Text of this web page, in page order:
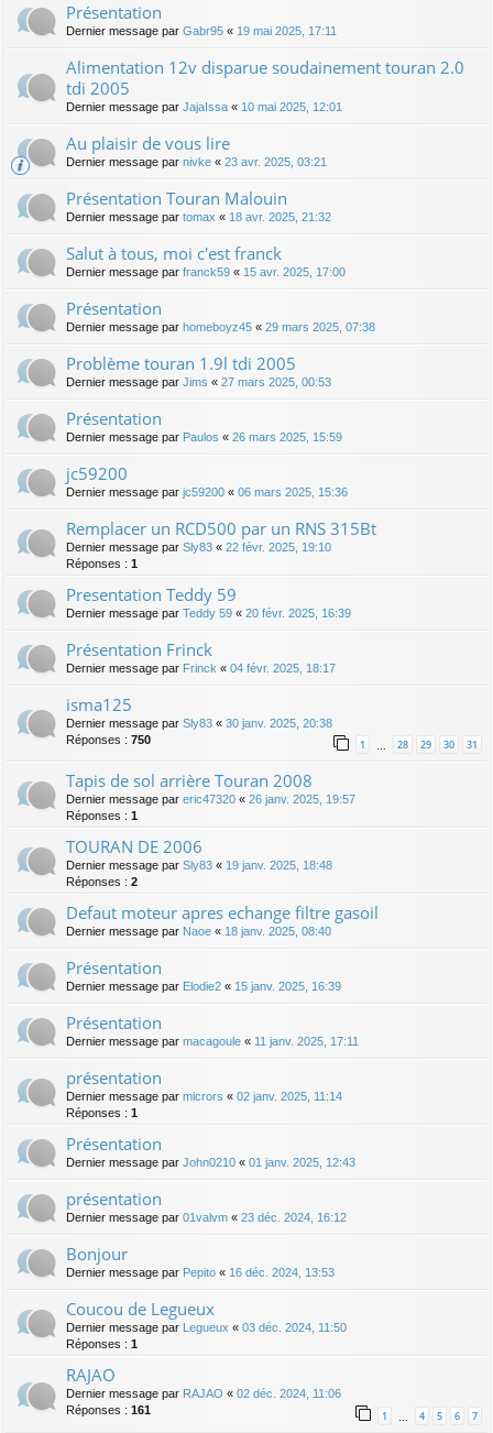
Présentation
Dernier message par Gabr95 « 19 mai 2025, 17:11
Alimentation 12v disparue soudainement touran 2.0
tdi 2005
Dernier message par JajaIssa « 10 mai 2025, 12:01
Au plaisir de vous lire
Dernier message par nivke « 23 avr. 2025, 03:21
Présentation Touran Malouin
Dernier message par tomax « 18 avr. 2025, 21:32
Salut à tous, moi c'est franck
Dernier message par franck59 « 15 avr. 2025, 17:00
Présentation
Dernier message par homeboyz45 « 29 mars 2025, 07:38
Problème touran 1.9l tdi 2005
Dernier message par Jims « 27 mars 2025, 00:53
Présentation
Dernier message par Paulos « 26 mars 2025, 15:59
jc59200
Dernier message par jc59200 « 06 mars 2025, 15:36
Remplacer un RCD500 par un RNS 315Bt
Dernier message par Sly83 « 22 févr. 2025, 19:10
Réponses : 1
Presentation Teddy 59
Dernier message par Teddy 59 « 20 févr. 2025, 16:39
Présentation Frinck
Dernier message par Frinck « 04 févr. 2025, 18:17
isma125
Dernier message par Sly83 « 30 janv. 2025, 20:38
Réponses : 750 1 … 28 29 30 31
Tapis de sol arrière Touran 2008
Dernier message par eric47320 « 26 janv. 2025, 19:57
Réponses : 1
TOURAN DE 2006
Dernier message par Sly83 « 19 janv. 2025, 18:48
Réponses : 2
Defaut moteur apres echange filtre gasoil
Dernier message par Naoe « 18 janv. 2025, 08:40
Présentation
Dernier message par Elodie2 « 15 janv. 2025, 16:39
Présentation
Dernier message par macagoule « 11 janv. 2025, 17:11
présentation
Dernier message par micrors « 02 janv. 2025, 11:14
Réponses : 1
Présentation
Dernier message par John0210 « 01 janv. 2025, 12:43
présentation
Dernier message par 01valvm « 23 déc. 2024, 16:12
Bonjour
Dernier message par Pepito « 16 déc. 2024, 13:53
Coucou de Legueux
Dernier message par Legueux « 03 déc. 2024, 11:50
Réponses : 1
RAJAO
Dernier message par RAJAO « 02 déc. 2024, 11:06
Réponses : 161 1 4 5 6 7